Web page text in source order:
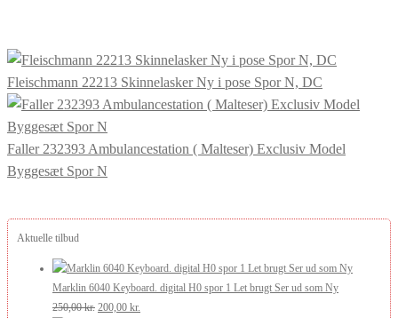
Fleischmann 22213 Skinnelasker Ny i pose Spor N, DC
Faller 232393 Ambulancestation ( Malteser) Exclusiv Model
Byggesæt Spor N
Aktuelle tilbud
Marklin 6040 Keyboard. digital H0 spor 1 Let brugt Ser ud som Ny
250,00kr. Den
200,00 kr.